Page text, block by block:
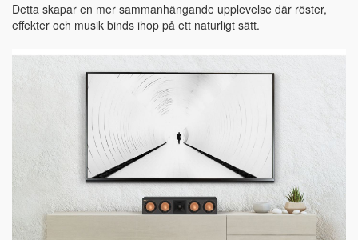
Detta skapar en mer sammanhängande upplevelse där röster,
effekter och musik binds ihop på ett naturligt sätt.